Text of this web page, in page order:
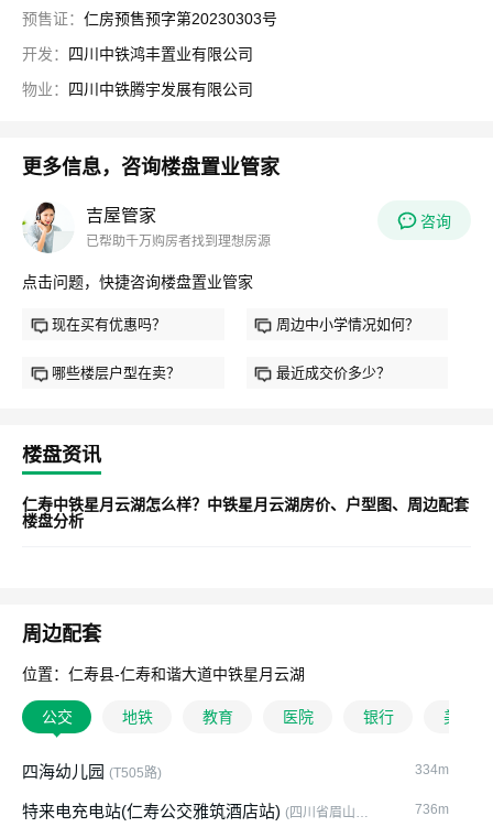
预售证： 仁房预售预字第20230303号
开发：
四川中铁鸿丰置业有限公司
物业：
四川中铁腾宇发展有限公司
更多信息，咨询楼盘置业管家
吉屋管家
已帮助千万购房者找到理想房源
咨询
点击问题，快捷咨询楼盘置业管家
现在买有优惠吗？ 周边中小学情况如何？
哪些楼层户型在卖？ 最近成交价多少？
楼盘资讯
仁寿中铁星月云湖怎么样？中铁星月云湖房价、户型图、周边配套
楼盘分析
周边配套
位置：仁寿县-仁寿和谐大道中铁星月云湖
公交 地铁 教育 医院 银行 美食
四海幼儿园 (T505路) 334m
特来电充电站(仁寿公交雅筑酒店站) (四川省眉山市
736m